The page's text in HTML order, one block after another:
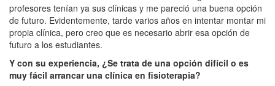
profesores tenían ya sus clínicas y me pareció una buena opción
de futuro. Evidentemente, tarde varios años en intentar montar mi
propia clínica, pero creo que es necesario abrir esa opción de
futuro a los estudiantes.
Y con su experiencia, ¿Se trata de una opción difícil o es
muy fácil arrancar una clínica en fisioterapia?